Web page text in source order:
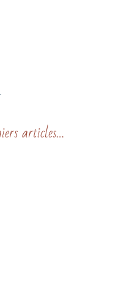
articles…